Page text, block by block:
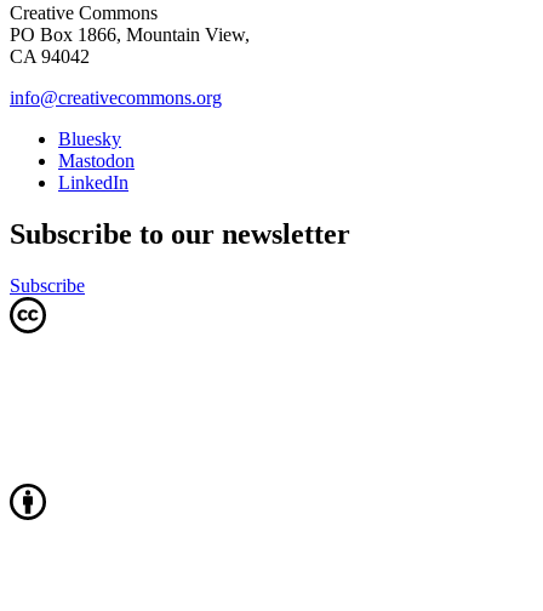
Creative Commons
PO Box 1866, Mountain View,
CA 94042
info@creativecommons.org
Bluesky
Mastodon
LinkedIn
Subscribe to our newsletter
Subscribe